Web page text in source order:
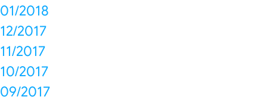
01/2018
12/2017
11/2017
10/2017
09/2017